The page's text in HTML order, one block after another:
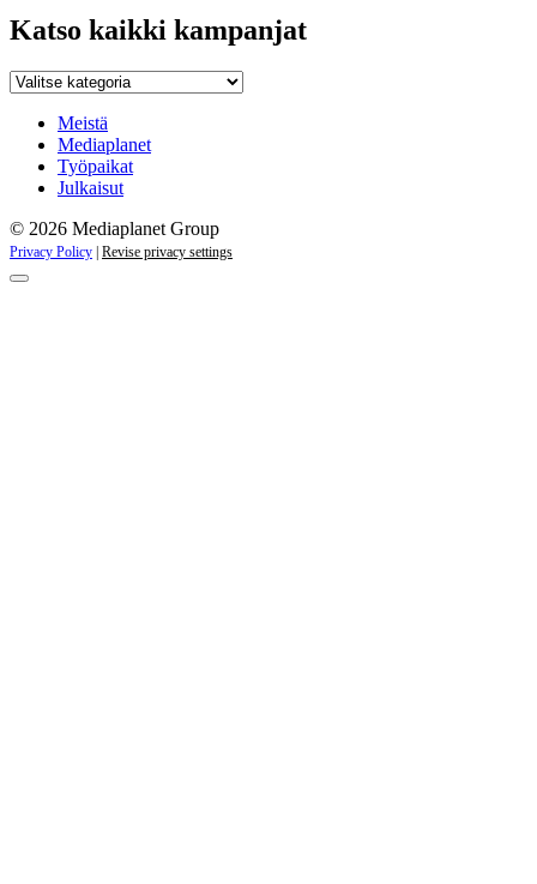
Katso kaikki kampanjat
Katso
kampanjat
Meistä
Mediaplanet
Työpaikat
Julkaisut
© 2026 Mediaplanet Group
Privacy Policy Revise privacy settings